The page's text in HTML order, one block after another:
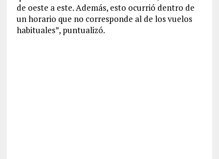
de oeste a este. Además, esto ocurrió dentro de
un horario que no corresponde al de los vuelos
habituales”, puntualizó.